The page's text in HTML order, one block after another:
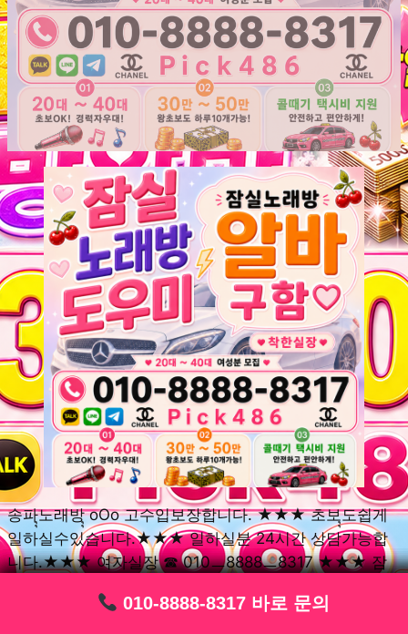
010-8888-8317 바로 문의
010-8888-8317 바로 문의
010-8888-8317 바로 문의
010-8888-8317 바로 문의
010-8888-8317 바로 문의
010-8888-8317 바로 문의
송파ุุ노래방ุุ oOo 고수입보장합니다. ★★★ 초보ุุ도쉽게
일하실수있습니다.★★★ 일하실분 24시간 상담가능합
니다.★★★ 여자실장 ☎ 010ㅡ8888ㅡ8317 ★★★ 잠
세요. 여성ㅣุุ알바ุุㅣ여기 신천동ุุ노래방ุุ ◞✿ 풍납동ุุ노래방ุุ
010-8888-8317 바로 문의
010-8888-8317 바로 문의
010-8888-8317 바로 문의